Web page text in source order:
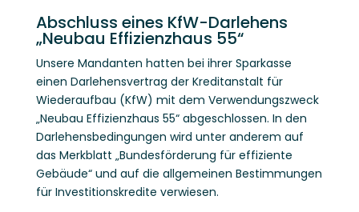
Abschluss eines KfW-Darlehens
„Neubau Effizienzhaus 55“
Unsere Mandanten hatten bei ihrer Sparkasse
einen Darlehensvertrag der Kreditanstalt für
Wiederaufbau (KfW) mit dem Verwendungszweck
„Neubau Effizienzhaus 55“ abgeschlossen. In den
Darlehensbedingungen wird unter anderem auf
das Merkblatt „Bundesförderung für effiziente
Gebäude“ und auf die allgemeinen Bestimmungen
für Investitionskredite verwiesen.